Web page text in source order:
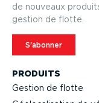
PRODUITS
Gestion de flotte
de nouveaux
gestion de flotte.
S'abonner